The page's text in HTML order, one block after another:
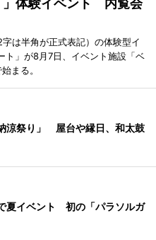
」体験イベント 内覧会
は半角が正式表記）の体験型イ
ト」が8月7日、イベント施設「ベ
まる。
涼祭り」 屋台や縁日、和太鼓
夏イベント 初の「パラソルガ